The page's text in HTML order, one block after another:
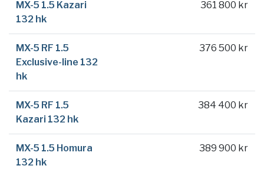
MX-5 1.5 Kazari
132 hk
361 800 kr
MX-5 RF 1.5
Exclusive-line 132
hk
376 500 kr
MX-5 RF 1.5
Kazari 132 hk
384 400 kr
MX-5 1.5 Homura
132 hk
389 900 kr